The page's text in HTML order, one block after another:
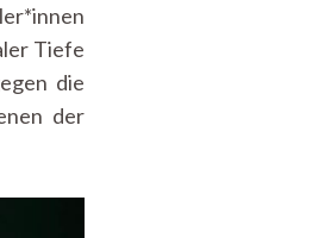
Tiefe
die
der